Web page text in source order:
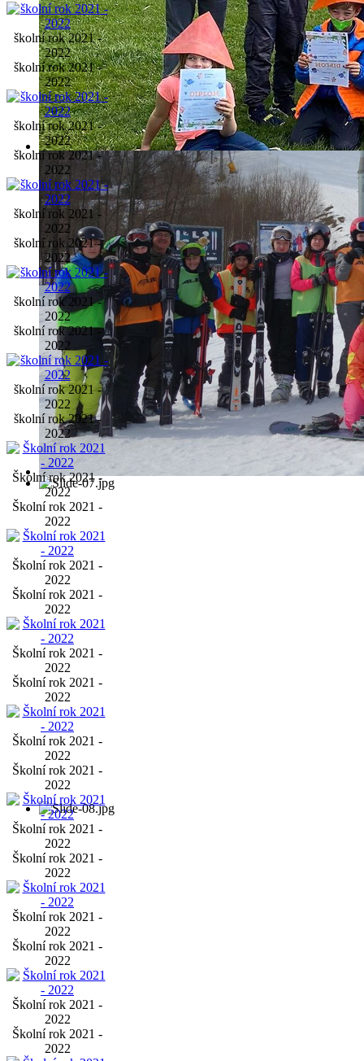
školní rok 2021 -
2022
školní rok 2021 -
2022
školní rok 2021 -
2022
školní rok 2021 -
2022
školní rok 2021 -
2022
školní rok 2021 -
2022
školní rok 2021 -
2022
školní rok 2021 -
2022
školní rok 2021 -
2022
školní rok 2021 -
2022
Školní rok 2021 -
2022
Školní rok 2021 -
2022
Školní rok 2021 -
2022
Školní rok 2021 -
2022
Školní rok 2021 -
2022
Školní rok 2021 -
2022
Školní rok 2021 -
2022
Školní rok 2021 -
2022
Školní rok 2021 -
2022
Školní rok 2021 -
2022
Školní rok 2021 -
2022
Školní rok 2021 -
2022
Školní rok 2021 -
2022
Školní rok 2021 -
2022